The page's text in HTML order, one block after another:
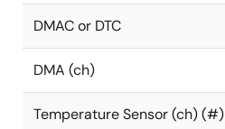
DMAC or DTC
DMA (ch)
Temperature Sensor (ch) (#)